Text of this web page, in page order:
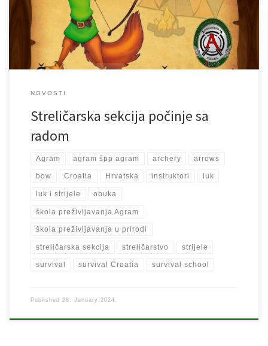
Hooda.Osim tehnike gađanja mete sa lukom i strijelama, naučiti
ćete gađati i […]
NOVOSTI
Streličarska sekcija počinje sa
radom
Agram agram špp agram archery arrows
bow Croatia Hrvatska instruktori luk
luk i strijele obuka
škola preživljavanja Agram
škola preživljavanja u prirodi
streličarska sekcija streličarstvo strijele
survival survival Croatia survival school
Published 28. January 2024.